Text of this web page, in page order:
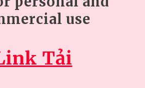
use
Tải